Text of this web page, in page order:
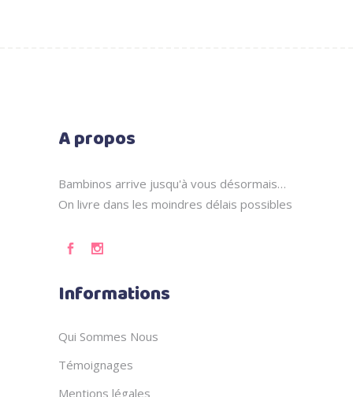
A propos
Bambinos arrive jusqu'à vous désormais…
On livre dans les moindres délais possibles
Informations
Qui Sommes Nous
Témoignages
Mentions légales